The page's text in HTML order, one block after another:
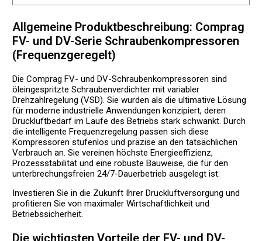
Allgemeine Produktbeschreibung: Comprag
FV- und DV-Serie Schraubenkompressoren
(Frequenzgeregelt)
Die Comprag FV- und DV-Schraubenkompressoren sind
öleingespritzte Schraubenverdichter mit variabler
Drehzahlregelung (VSD). Sie wurden als die ultimative Lösung
für moderne industrielle Anwendungen konzipiert, deren
Druckluftbedarf im Laufe des Betriebs stark schwankt. Durch
die intelligente Frequenzregelung passen sich diese
Kompressoren stufenlos und präzise an den tatsächlichen
Verbrauch an. Sie vereinen höchste Energieeffizienz,
Prozessstabilität und eine robuste Bauweise, die für den
unterbrechungsfreien 24/7-Dauerbetrieb ausgelegt ist.
Investieren Sie in die Zukunft Ihrer Druckluftversorgung und
profitieren Sie von maximaler Wirtschaftlichkeit und
Betriebssicherheit.